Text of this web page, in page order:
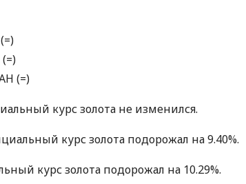
(=)
курс золота не изменился.
курс золота подорожал на 9.40%.
курс золота подорожал на 10.29%.